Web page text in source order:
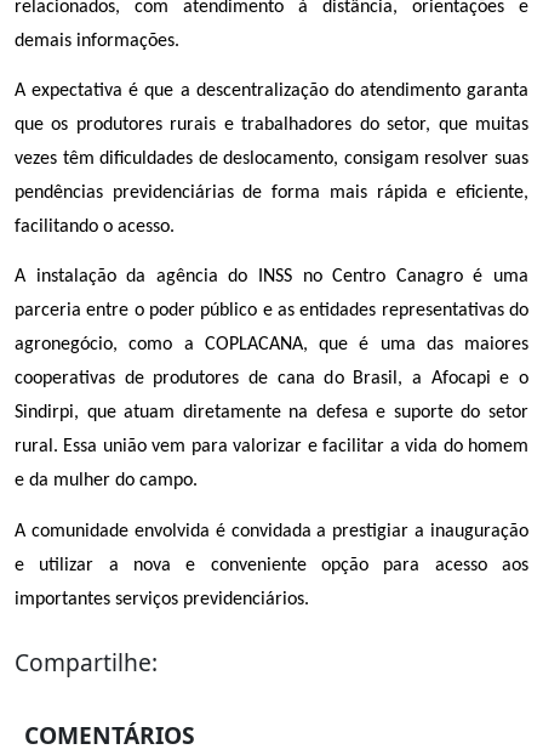
relacionados, com atendimento à distância, orientações e
demais informações.
A expectativa é que a descentralização do atendimento garanta
que os produtores rurais e trabalhadores do setor, que muitas
vezes têm dificuldades de deslocamento, consigam resolver suas
pendências previdenciárias de forma mais rápida e eficiente,
facilitando o acesso.
A instalação da agência do INSS no Centro Canagro é uma
parceria entre o poder público e as entidades representativas do
agronegócio, como a COPLACANA, que é uma das maiores
cooperativas de produtores de cana do Brasil, a Afocapi e o
Sindirpi, que atuam diretamente na defesa e suporte do setor
rural. Essa união vem para valorizar e facilitar a vida do homem
e da mulher do campo.
A comunidade envolvida é convidada a prestigiar a inauguração
e utilizar a nova e conveniente opção para acesso aos
importantes serviços previdenciários.
Compartilhe:
COMENTÁRIOS